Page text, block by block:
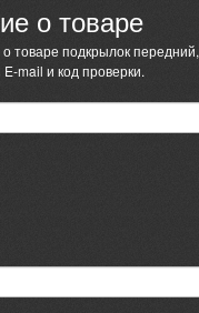
о товаре
товаре подкрылок передний,
mail и код проверки.